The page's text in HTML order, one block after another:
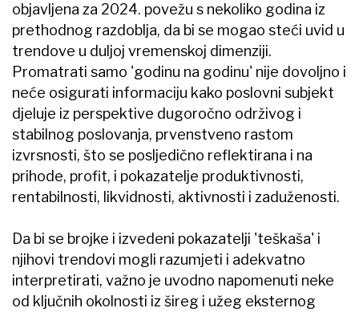
objavljena za 2024. povežu s nekoliko godina iz
prethodnog razdoblja, da bi se mogao steći uvid u
trendove u duljoj vremenskoj dimenziji.
Promatrati samo 'godinu na godinu' nije dovoljno i
neće osigurati informaciju kako poslovni subjekt
djeluje iz perspektive dugoročno održivog i
stabilnog poslovanja, prvenstveno rastom
izvrsnosti, što se posljedično reflektirana i na
prihode, profit, i pokazatelje produktivnosti,
rentabilnosti, likvidnosti, aktivnosti i zaduženosti.
Da bi se brojke i izvedeni pokazatelji 'teškaša' i
njihovi trendovi mogli razumjeti i adekvatno
interpretirati, važno je uvodno napomenuti neke
od ključnih okolnosti iz šireg i užeg eksternog